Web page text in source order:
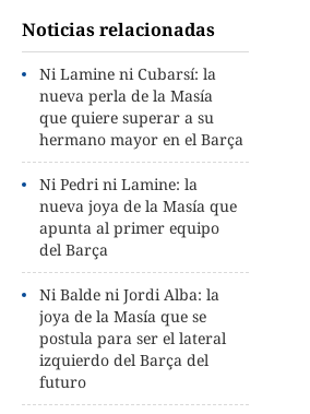
Noticias relacionadas
Ni Lamine ni Cubarsí: la
nueva perla de la Masía
que quiere superar a su
hermano mayor en el Barça
Ni Pedri ni Lamine: la
nueva joya de la Masía que
apunta al primer equipo
del Barça
Ni Balde ni Jordi Alba: la
joya de la Masía que se
postula para ser el lateral
izquierdo del Barça del
futuro